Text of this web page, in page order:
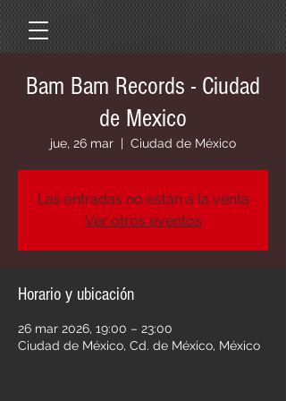
Bam Bam Records - Ciudad
de Mexico
jue, 26 mar
  |
Ciudad de México
Las entradas no están a la venta
Ver otros eventos
Horario y ubicación
26 mar 2026, 19:00 – 23:00
Ciudad de México, Cd. de México, México